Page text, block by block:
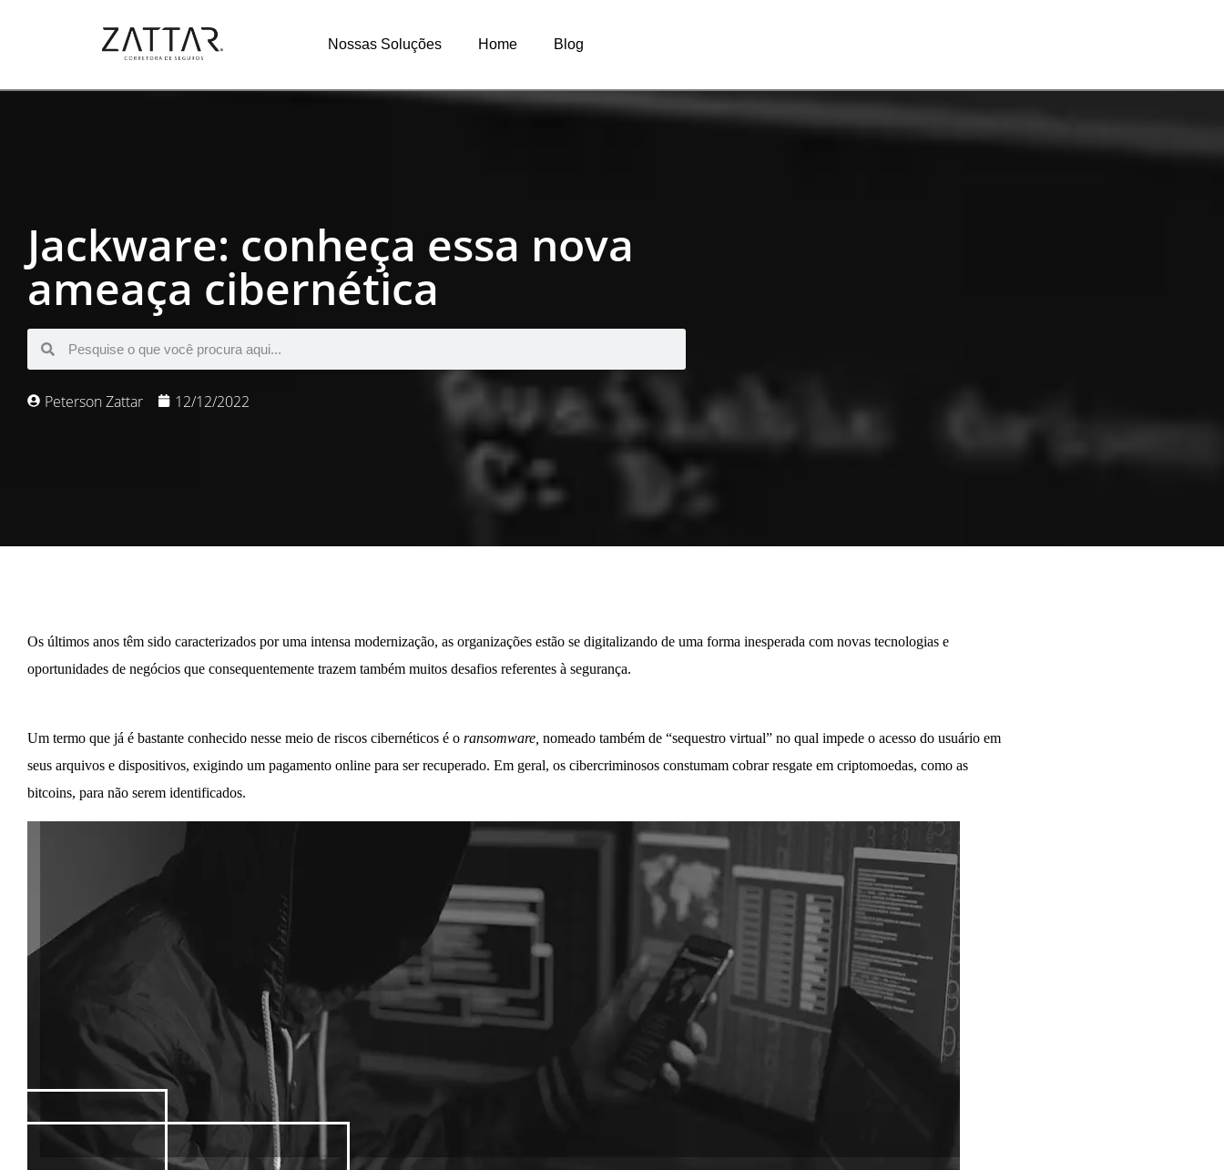
Nossas Soluções Home Blog
Jackware: conheça essa nova
ameaça cibernética
Peterson Zattar 12/12/2022
Os últimos anos têm sido caracterizados por uma intensa modernização, as organizações estão se digitalizando de uma forma inesperada com novas tecnologias e
oportunidades de negócios que consequentemente trazem também muitos desafios referentes à segurança.
Um termo que já é bastante conhecido nesse meio de riscos cibernéticos é o ransomware, nomeado também de “sequestro virtual” no qual impede o acesso do usuário em
seus arquivos e dispositivos, exigindo um pagamento online para ser recuperado. Em geral, os cibercriminosos constumam cobrar resgate em criptomoedas, como as
bitcoins, para não serem identificados.